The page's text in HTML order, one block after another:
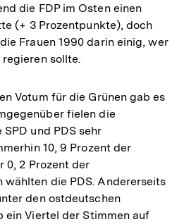
die FDP im Osten einen
(+ 3 Prozentpunkte), doch
Frauen 1990 darin einig, wer
sollte.
Votum für die Grünen gab es
fielen die
und PDS sehr
10, 9 Prozent der
0, 2 Prozent der
wählten die PDS. Andererseits
den ostdeutschen
ein Viertel der Stimmen auf